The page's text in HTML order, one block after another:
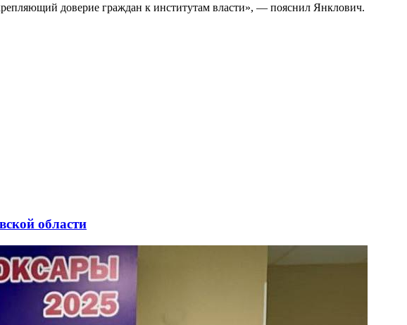
доверие граждан к институтам власти», — пояснил Янклович.
области